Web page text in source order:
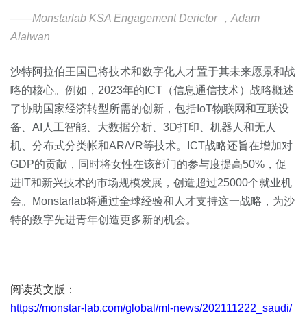
——Monstarlab KSA Engagement Derictor ，Adam
Alalwan
沙特阿拉伯王国已将技术和数字化人才置于其未来愿景和战
略的核心。例如，2023年的ICT（信息通信技术）战略概述
了协助国家经济转型所需的创新，包括IoT物联网和互联设
备、AI人工智能、大数据分析、3D打印、机器人和无人
机、分布式分类帐和AR/VR等技术。ICT战略还旨在增加对
GDP的贡献，同时将女性在该部门的参与度提高50%，促
进IT和新兴技术的市场规模发展，创造超过25000个就业机
会。Monstarlab将通过全球经验和人才支持这一战略，为沙
特的数字先进青年创造更多新的机会。
阅读英文版：
https://monstar-lab.com/global/ml-news/202111222_saudi/